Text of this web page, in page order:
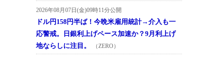
2026年08月07日(金)09時11分公開
ドル円158円半ば！今晩米雇用統計→介入も一
応警戒。日銀利上げペース加速か？9月利上げ
地ならしに注目。
（ZERO）